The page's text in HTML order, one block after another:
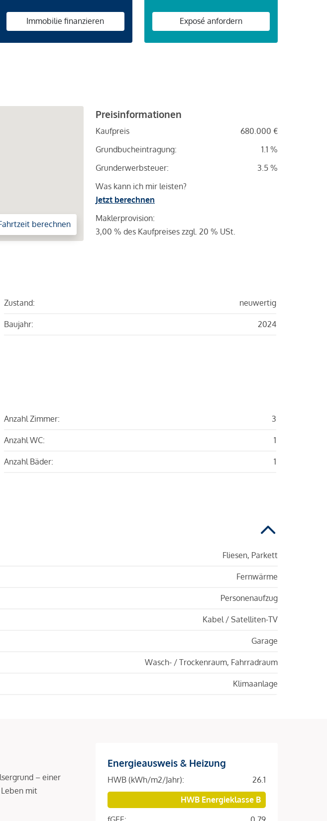
Immobilie finanzieren Exposé anfordern
berechnen
Preisinformationen
Kaufpreis
680.000 €
Grundbucheintragung:
1.1 %
Grunderwerbsteuer:
3.5 %
Was kann ich mir leisten?
Jetzt berechnen
Maklerprovision:
3,00 % des Kaufpreises zzgl. 20 % USt.
Zustand: neuwertig
Baujahr: 2024
Anzahl Zimmer: 3
Anzahl WC: 1
Anzahl Bäder: 1
Fliesen, Parkett
Fernwärme
Personenaufzug
Kabel / Satelliten-TV
Garage
Wasch- / Trockenraum, Fahrradraum
Klimaanlage
– einer
mit
Energieausweis & Heizung
HWB (kWh/m2/Jahr):
26.1
HWB Energieklasse B